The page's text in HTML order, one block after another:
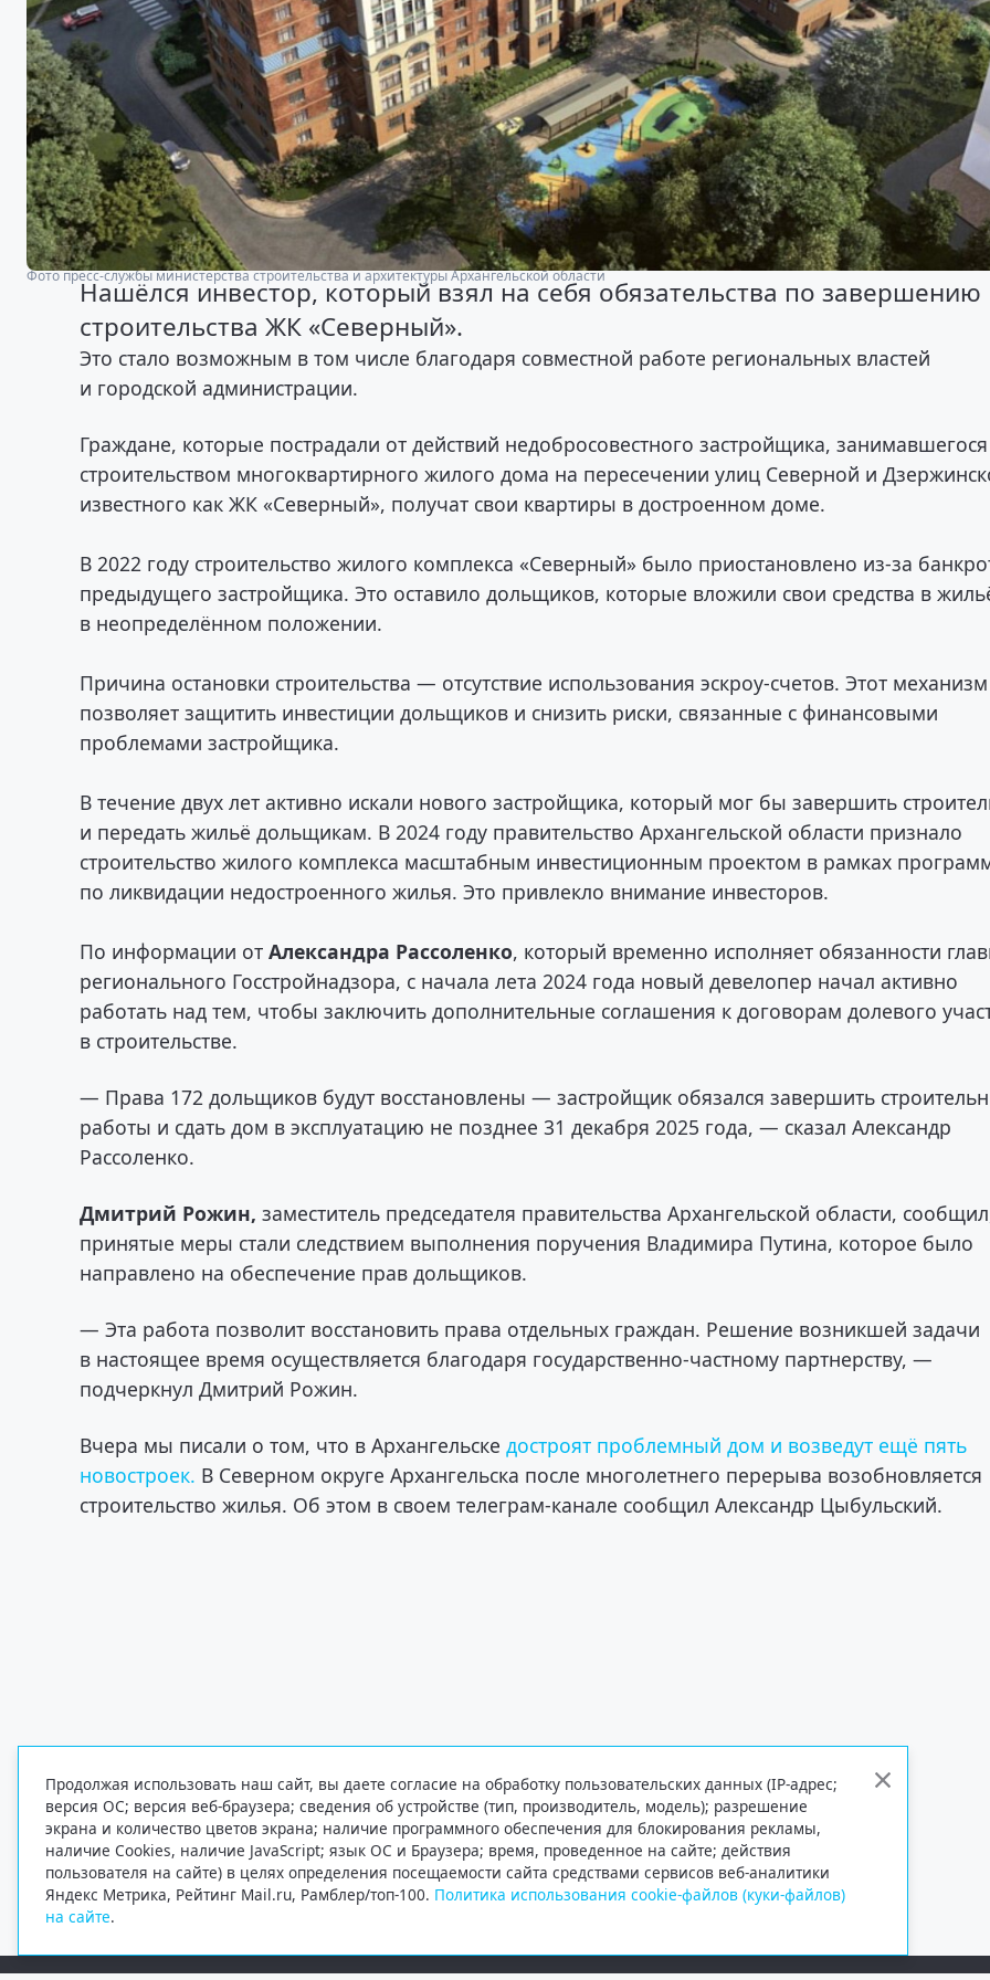
Фото пресс-службы министерства строительства и архитектуры Архангельской области
Нашёлся инвестор, который взял на себя обязательства по завершению
строительства ЖК «Северный».
Это стало возможным в том числе благодаря совместной работе региональных властей
и городской администрации.
Граждане, которые пострадали от действий недобросовестного застройщика, занимавшегося
строительством многоквартирного жилого дома на пересечении улиц Северной и
известного как ЖК «Северный», получат свои квартиры в достроенном доме.
В 2022 году строительство жилого комплекса «Северный» было приостановлено из-за
предыдущего застройщика. Это оставило дольщиков, которые вложили свои средства в
в неопределённом положении.
Причина остановки строительства — отсутствие использования эскроу-счетов. Этот механизм
позволяет защитить инвестиции дольщиков и снизить риски, связанные с финансовыми
проблемами застройщика.
В течение двух лет активно искали нового застройщика, который мог бы завершить
и передать жильё дольщикам. В 2024 году правительство Архангельской области признало
строительство жилого комплекса масштабным инвестиционным проектом в рамках
по ликвидации недостроенного жилья. Это привлекло внимание инвесторов.
По информации отАлександра Рассоленко, который временно исполняет обязанности
регионального Госстройнадзора, с начала лета 2024 года новый девелопер начал активно
работать над тем, чтобы заключить дополнительные соглашения к договорам долевого
в строительстве.
— Права 172 дольщиков будут восстановлены — застройщик обязался завершить
работы и сдать дом в эксплуатацию не позднее 31 декабря 2025 года, — сказал Александр
Рассоленко.
Дмитрий Рожин, заместитель председателя правительства Архангельской области,
принятые меры стали следствием выполнения поручения Владимира Путина, которое было
направлено на обеспечение прав дольщиков.
— Эта работа позволит восстановить права отдельных граждан. Решение возникшей задачи
в настоящее время осуществляется благодаря государственно-частному партнерству, —
подчеркнул Дмитрий Рожин.
Вчера мы писали о том, что в Архангельскедостроят проблемный дом и возведут ещё пять
новостроек. В Северном округе Архангельска после многолетнего перерыва возобновляется
строительство жилья. Об этом в своем телеграм-канале сообщил Александр Цыбульский.
Продолжая использовать наш сайт, вы даете согласие на обработку пользовательских данных (IP-адрес;
версия ОС; версия веб-браузера; сведения об устройстве (тип, производитель, модель); разрешение
экрана и количество цветов экрана; наличие программного обеспечения для блокирования рекламы,
наличие Cookies, наличие JavaScript; язык ОС и Браузера; время, проведенное на сайте; действия
пользователя на сайте) в целях определения посещаемости сайта средствами сервисов веб-аналитики
Яндекс Метрика, Рейтинг Mail.ru, Рамблер/топ-100. Политика использования cookie-файлов (куки-файлов)
на сайте.